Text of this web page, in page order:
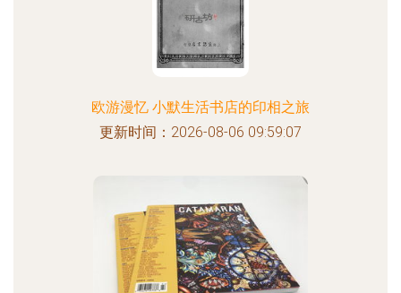
欧游漫忆 小默生活书店的印相之旅
更新时间：2026-08-06 09:59:07